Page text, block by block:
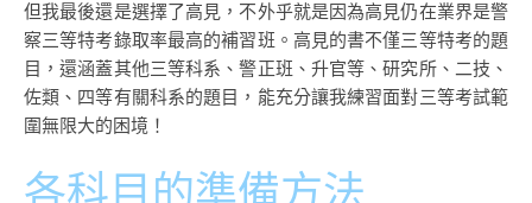
但我最後還是選擇了高見，不外乎就是因為高見仍在業界是警
察三等特考錄取率最高的補習班。高見的書不僅三等特考的題
目，還涵蓋其他三等科系、警正班、升官等、研究所、二技、
佐類、四等有關科系的題目，能充分讓我練習面對三等考試範
圍無限大的困境！
各科目的準備方法